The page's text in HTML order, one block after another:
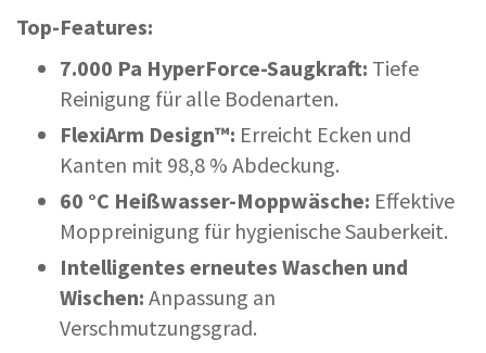
Top-Features:
7.000 Pa HyperForce-Saugkraft: Tiefe
Reinigung für alle Bodenarten.
FlexiArm Design™: Erreicht Ecken und
Kanten mit 98,8 % Abdeckung.
60 °C Heißwasser-Moppwäsche: Effektive
Moppreinigung für hygienische Sauberkeit.
Intelligentes erneutes Waschen und
Wischen: Anpassung an
Verschmutzungsgrad.